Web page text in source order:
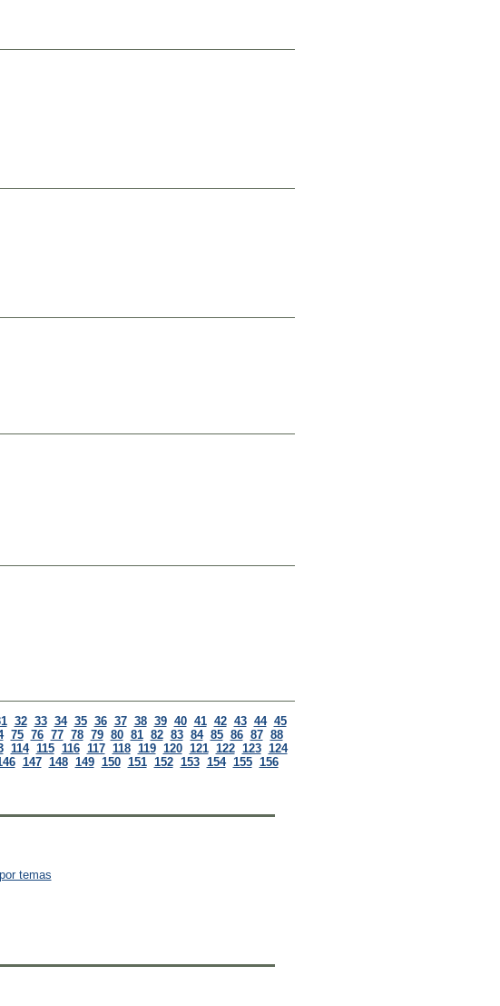
32 33 34 35 36 37 38 39 40 41 42 43 44 45
75 76 77 78 79 80 81 82 83 84 85 86 87 88
114 115 116 117 118 119 120 121 122 123 124
147 148 149 150 151 152 153 154 155 156
temas